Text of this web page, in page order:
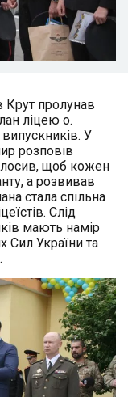
Крут пролунав
ліцею о.
У
розповів
щоб кожен
а розвивав
стала спільна
Слід
мають намір
Сил України та